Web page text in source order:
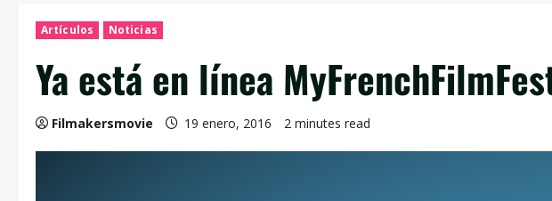
Artículos Noticias
Ya está en línea
Filmakersmovie 19 enero, 2016 2 minutes read